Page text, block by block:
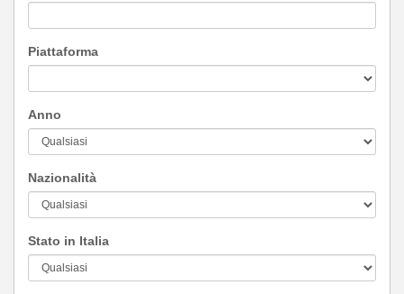
Piattaforma
Anno
Nazionalità
Stato in Italia